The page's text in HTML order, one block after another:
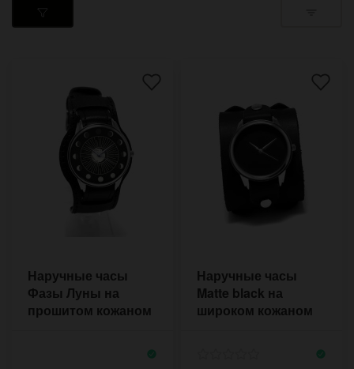
Наручные часы
Фазы Луны на
прошитом кожаном
Наручные часы
Matte black на
широком кожаном